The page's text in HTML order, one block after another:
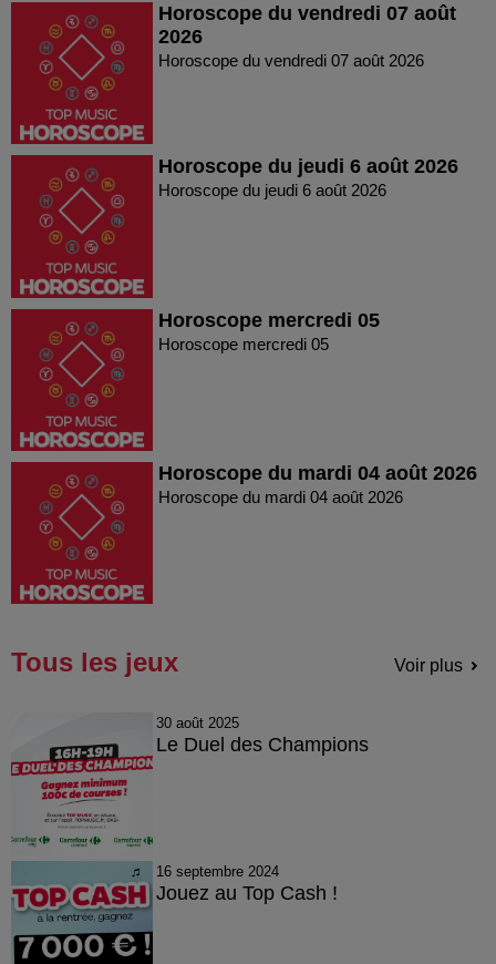
Horoscope du vendredi 07 août
2026
Horoscope du vendredi 07 août 2026
Horoscope du jeudi 6 août 2026
Horoscope du jeudi 6 août 2026
Horoscope mercredi 05
Horoscope mercredi 05
Horoscope du mardi 04 août 2026
Horoscope du mardi 04 août 2026
Tous les jeux Voir plus
30 août 2025
Le Duel des Champions
16 septembre 2024
Jouez au Top Cash !